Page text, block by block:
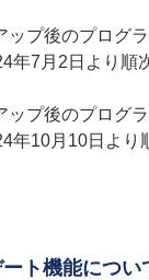
ップ後のプログ
年7月2日より順
ップ後のプログ
年10月10日より
ト機能につい